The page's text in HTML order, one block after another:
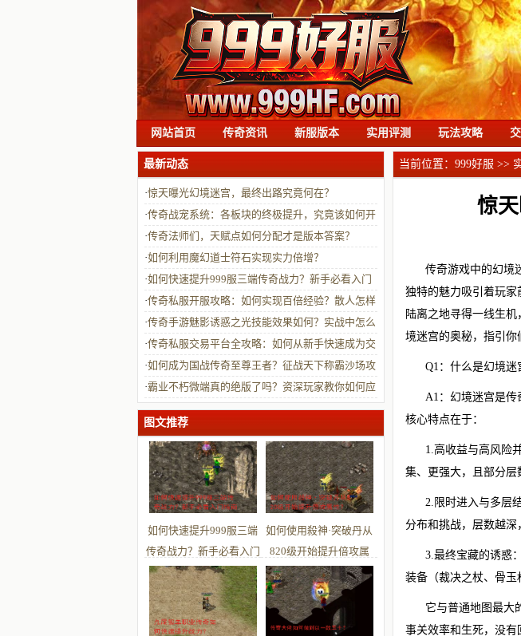
网站首页 传奇资讯 新服版本 实用评测 玩法攻略
当前位置： 999好服 >>
惊
传奇游戏中的幻境
独特的魅力吸引着玩
陆离之地寻得一线生
境迷宫的奥秘，指引你
Q1：什么是幻境迷
A1：幻境迷宫是传
核心特点在于：
1.高收益与高风险
集、更强大，且部分层
2.限时进入与多层
分布和挑战，层数越深
3.最终宝藏的诱惑
装备（裁决之杖、骨玉
它与普通地图最大
事关效率和生死，没有
最新动态
·惊天曝光幻境迷宫，最终出路究竟何在？
·传奇战宠系统：各板块的终极提升，究竟该如何开
启？
·传奇法师们，天赋点如何分配才是版本答案？
·如何利用魔幻道士符石实现实力倍增？
·如何快速提升999服三端传奇战力？新手必看入门
指南
·传奇私服开服攻略：如何实现百倍经验？散人怎样
轻松打金？快速升级有何技巧？
·传奇手游魅影诱惑之光技能效果如何？实战中怎么
用才能发挥最大威力？
·传奇私服交易平台全攻略：如何从新手快速成为交
易高手？
·如何成为国战传奇至尊王者？征战天下称霸沙场攻
略指南
·霸业不朽微端真的绝版了吗？资深玩家教你如何应
对传奇版本变迁
图文推荐
如何快速提升999服三端
传奇战力？新手必看入门
指南
如何使用殺神·突破丹从
820级开始提升倍攻属
性？